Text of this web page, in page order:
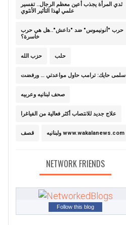
ثدي المرأة يجذب أعين معظم الرجال.. تفسير
علمي لهذا التأثير الأنثوي
حرب "أنونيموس" ضد "داعش"..هل هي حرب
خاسرة؟
حزب الله حلب
سلمى حايك: ترامب حاول مواعدتي … ورفضت
صحف لبنانيه وعربيه
علاج جديد للانتصاب أكثر فعالية من الفياغرا
قصف ولبنانيه www.wakalanews.com
NETWORK FRIENDS
Follow this blog